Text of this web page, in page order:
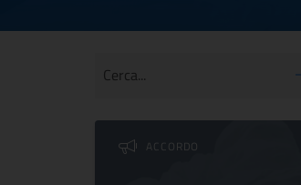
Cerca...
Lista dei comunicati
ACCORDO